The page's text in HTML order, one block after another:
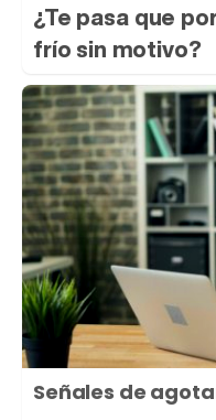
¿Te pasa que
frío sin motivo?
Señales de